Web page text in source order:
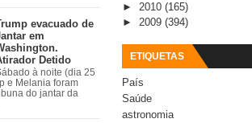
evacuado de
em
Detido
à noite (dia 25
e Melania foram
do jantar da
► 2010 (165)
► 2009 (394)
ETIQUETAS
País
Saúde
astronomia